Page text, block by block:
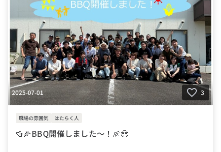
2025-07-01 3
職場の雰囲気 はたらく人
🍻🌽BBQ開催しました～！🍖😍